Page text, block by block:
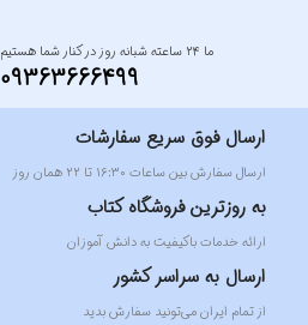
ما ۲۴ ساعته شبانه روز در کنار شما هستیم
09363666499
ارسال فوق سریع سفارشات
ارسال سفارش بین ساعات ۱۶:۳۰ تا ۲۲ همان روز
به روزترین فروشگاه کتاب
ارائه خدمات باکیفیت به دانش آموزان
ارسال به سراسر کشور
از تمام ایران می‌تونید سفارش بدید